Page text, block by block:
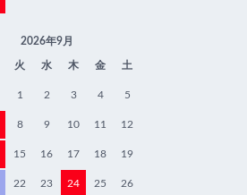
2026年9月
火 水 木 金 土
1 2 3 4 5
8 9 10 11 12
15 16 17 18 19
22 23 24 25 26